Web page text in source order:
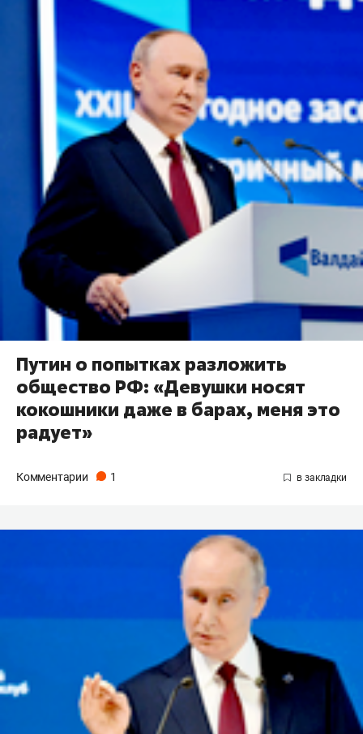
Путин о попытках разложить
общество РФ: «Девушки носят
кокошники даже в барах, меня это
радует»
Комментарии 1